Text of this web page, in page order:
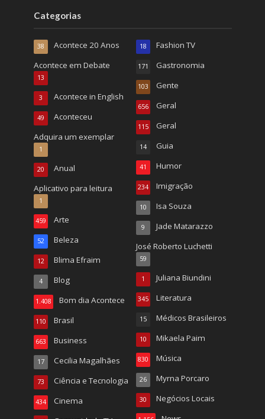
Categorias
Acontece 20 Anos
38
Acontece em Debate
13
Acontece in English
3
Aconteceu
49
Adquira um exemplar
1
Anual
20
Aplicativo para leitura
1
Arte
459
Beleza
52
Blima Efraim
12
Blog
4
Bom dia Acontece
1.408
Brasil
110
Business
663
Cecilia Magalhães
17
Ciência e Tecnologia
73
Cinema
434
Fashion TV
18
Gastronomia
171
Gente
103
Geral
656
Geral
115
Guia
14
Humor
41
Imigração
234
Isa Souza
10
Jade Matarazzo
9
José Roberto Luchetti
59
Juliana Biundini
1
Literatura
345
Médicos Brasileiros
15
Mikaela Paim
10
Música
830
Myrna Porcaro
26
Negócios Locais
30